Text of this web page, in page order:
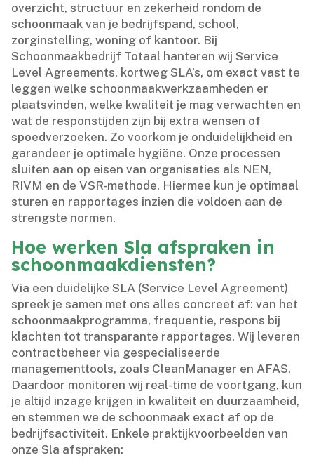
overzicht, structuur en zekerheid rondom de
schoonmaak van je bedrijfspand, school,
zorginstelling, woning of kantoor.​ Bij
Schoonmaakbedrijf Totaal hanteren wij Service
Level Agreements, kortweg SLA’s, om exact vast te
leggen welke schoonmaakwerkzaamheden er
plaatsvinden, welke kwaliteit je mag verwachten en
wat de responstijden zijn bij extra wensen of
spoedverzoeken.​ Zo voorkom je onduidelijkheid en
garandeer je optimale hygiëne.​ Onze processen
sluiten aan op eisen van organisaties als NEN,
RIVM en de VSR-methode.​ Hiermee kun je optimaal
sturen en rapportages inzien die voldoen aan de
strengste normen.​
Hoe werken Sla afspraken in
schoonmaakdiensten?
Via een duidelijke SLA (Service Level Agreement)
spreek je samen met ons alles concreet af: van het
schoonmaakprogramma, frequentie, respons bij
klachten tot transparante rapportages.​ Wij leveren
contractbeheer via gespecialiseerde
managementtools, zoals CleanManager en AFAS.​
Daardoor monitoren wij real-time de voortgang, kun
je altijd inzage krijgen in kwaliteit en duurzaamheid,
en stemmen we de schoonmaak exact af op de
bedrijfsactiviteit.​ Enkele praktijkvoorbeelden van
onze Sla afspraken: